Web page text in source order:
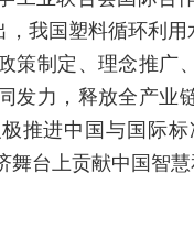
我国塑料循环利
策制定、理念推广
发力，释放全产业
推进中国与国际
舞台上贡献中国智